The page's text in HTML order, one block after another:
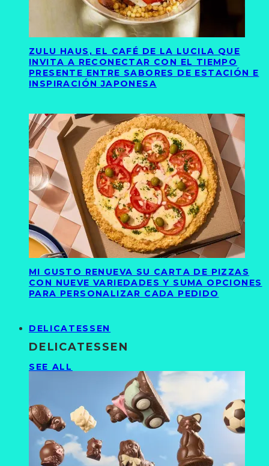
ZULU HAUS, EL CAFÉ DE LA LUCILA QUE
INVITA A RECONECTAR CON EL TIEMPO
PRESENTE ENTRE SABORES DE ESTACIÓN E
INSPIRACIÓN JAPONESA
MI GUSTO RENUEVA SU CARTA DE PIZZAS
CON NUEVE VARIEDADES Y SUMA OPCIONES
PARA PERSONALIZAR CADA PEDIDO
DELICATESSEN
DELICATESSEN
SEE ALL